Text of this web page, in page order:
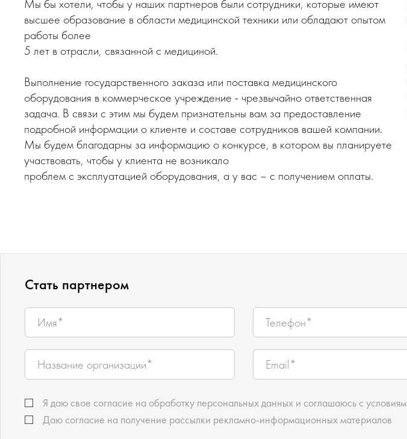
Мы бы хотели, чтобы у наших партнеров были сотрудники, которые имеют
высшее образование в области медицинской техники или обладают опытом
работы более
5 лет в отрасли, связанной с медициной.
Выполнение государственного заказа или поставка медицинского
оборудования в коммерческое учреждение - чрезвычайно ответственная
задача. В связи с этим мы будем признательны вам за предоставление
подробной информации о клиенте и составе сотрудников вашей компании.
Мы будем благодарны за информацию о конкурсе, в котором вы планируете
участвовать, чтобы у клиента не возникало
проблем с эксплуатацией оборудования, а у вас – с получением оплаты.
Стать партнером
Я даю свое согласие на обработку персональных данных и соглашаюсь с
Даю согласие на получение рассылки рекламно-информационных материалов